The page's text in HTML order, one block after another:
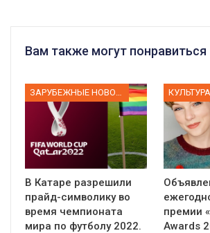
Вам также могут понравиться
В Катаре разрешили
прайд-символику во
время чемпионата
мира по футболу 2022.
премии
Awards